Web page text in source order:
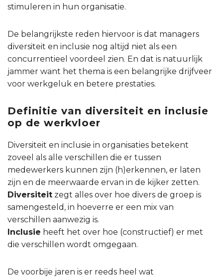
stimuleren in hun organisatie.
De belangrijkste reden hiervoor is dat managers
diversiteit en inclusie nog altijd niet als een
concurrentieel voordeel zien. En dat is natuurlijk
jammer want het thema is een belangrijke drijfveer
voor werkgeluk en betere prestaties.
Definitie van diversiteit en inclusie
op de werkvloer
Diversiteit en inclusie in organisaties betekent
zoveel als alle verschillen die er tussen
medewerkers kunnen zijn (h)erkennen, er laten
zijn en de meerwaarde ervan in de kijker zetten.
Diversiteit zegt alles over hoe divers de groep is
samengesteld, in hoeverre er een mix van
verschillen aanwezig is.
Inclusie heeft het over hoe (constructief) er met
die verschillen wordt omgegaan.
De voorbije jaren is er reeds heel wat